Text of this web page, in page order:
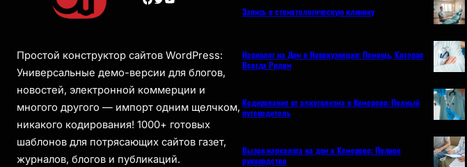
Простой конструктор сайтов WordPress:
Универсальные демо-версии для блогов,
новостей, электронной коммерции и
многого другого — импорт одним щелчком,
никакого кодирования! 1000+ готовых
шаблонов для потрясающих сайтов газет,
журналов, блогов и публикаций.
Запись в стоматологическую клинику
Нарколог на Дом в Новокузнецке: Помощь, Которая
Всегда Рядом
Кодирование от алкоголизма в Кемерово: Полный
путеводитель
Вызов нарколога на дом в Кемерово: Полное
руководство